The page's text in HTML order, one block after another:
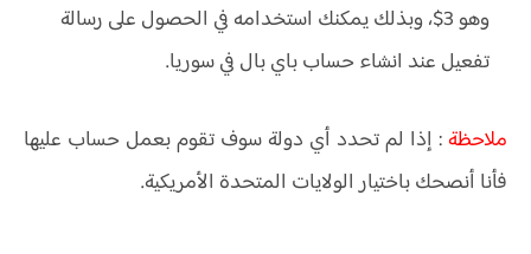
وهو 3$، وبذلك يمكنك استخدامه في الحصول على رسالة
تفعيل عند انشاء حساب باي بال في سوريا.
ملاحظة: إذا لم تحدد أي دولة سوف تقوم بعمل حساب عليها
فأنا أنصحك باختيار الولايات المتحدة الأمريكية.